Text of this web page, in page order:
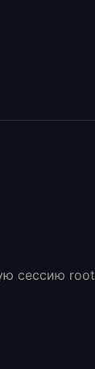
сессию root